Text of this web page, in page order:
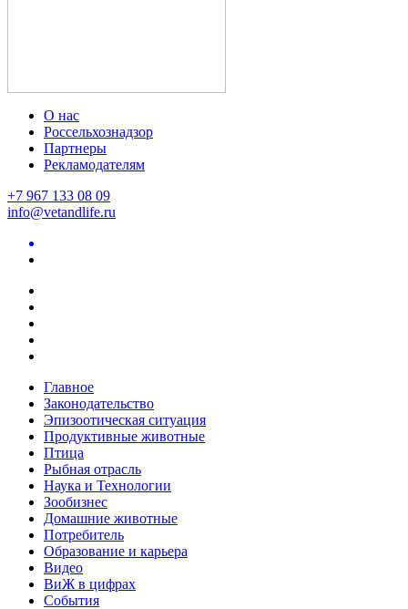
О нас
Россельхознадзор
Партнеры
Рекламодателям
+7 967 133 08 09
info@vetandlife.ru
Главное
Законодательство
Эпизоотическая ситуация
Продуктивные животные
Птица
Рыбная отрасль
Наука и Технологии
Зообизнес
Домашние животные
Потребитель
Образование и карьера
Видео
ВиЖ в цифрах
События